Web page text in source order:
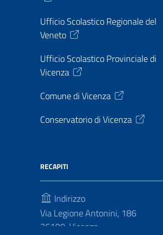
Ufficio Scolastico Regionale del
Veneto
Ufficio Scolastico Provinciale di
Vicenza
Comune di Vicenza
Conservatorio di Vicenza
RECAPITI
Indirizzo
Via Legione Antonini, 186
36100, Vicenza